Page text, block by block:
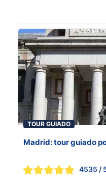
TOUR GUIADO
Madrid: tour guiado
4535 /